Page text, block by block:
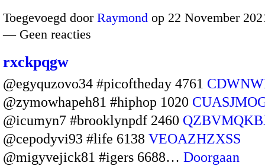
Toegevoegd door Raymond op 22 November
— Geen reacties
rxckpqgw
@egyquzovo34 #picoftheday 4761
@zymowhapeh81 #hiphop 1020
@icumyn7 #brooklynpdf 2460
@cepodyvi93 #life 6138 VEOAZHZXSS
@migyvejick81 #igers 6688… Doorgaan